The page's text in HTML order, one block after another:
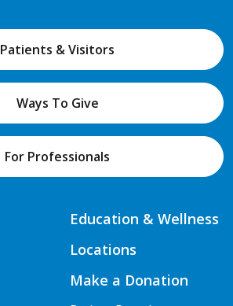
Patients & Visitors
Ways To Give
For Professionals
Education & Wellness
Locations
Make a Donation